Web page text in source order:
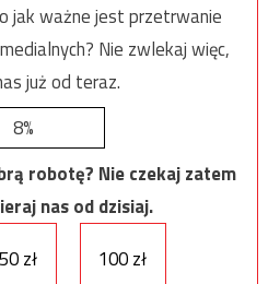
jak ważne jest przetrwanie
Nie zwlekaj więc,
już od teraz.
8%
robotę? Nie czekaj zatem
nas od dzisiaj.
50 zł 100 zł